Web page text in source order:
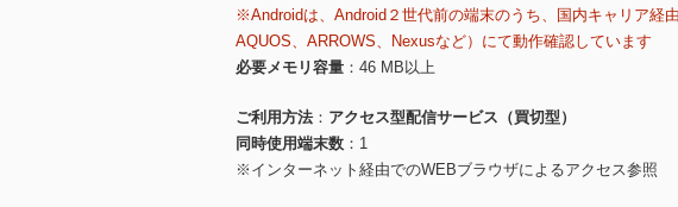
※Androidは、Android２世代前の端末のうち、国内キャリア経
AQUOS、ARROWS、Nexusなど）にて動作確認しています
必要メモリ容量
46 MB以上
ご利用方法
アクセス型配信サービス（買切型）
同時使用端末数
1
※インターネット経由でのWEBブラウザによるアクセス参照